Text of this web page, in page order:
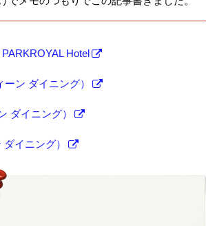
Hotel
ン ダイニング）
ダイニング）
イニング）